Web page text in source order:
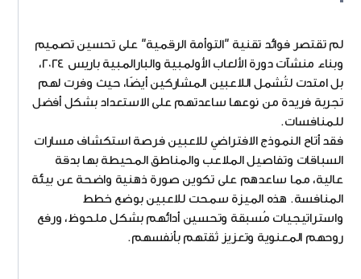
لم تقتصر فوائد تقنية "التوأمة الرقمية" على تحسين تصميم
وبناء منشآت دورة الألعاب الأولمبية والبارالمبية باريس ٢٠٢٤،
بل امتدت لتُشمل اللاعبين المشاركين أيضًا، حيث وفرت لهم
تجربة فريدة من نوعها ساعدتهم على الاستعداد بشكل أفضل
للمنافسات.
فقد أتاح النموذج الافتراضي للاعبين فرصة استكشاف مسارات
السباقات وتفاصيل الملاعب والمناطق المحيطة بها بدقة
عالية، مما ساعدهم على تكوين صورة ذهنية واضحة عن بيئة
المنافسة. هذه الميزة سمحت للاعبين بوضع خطط
واستراتيجيات مُسبقة وتحسين أدائهم بشكل ملحوظ، ورفع
روحهم المعنوية وتعزيز ثقتهم بأنفسهم.